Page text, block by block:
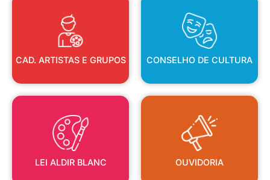
CAD. ARTISTAS E GRUPOS
CAD. ARTISTAS E GRUPOS
CONSELHO DE CULTURA
CONSELHO DE CULTURA
LEI ALDIR BLANC
LEI ALDIR BLANC
OUVIDORIA
OUVIDORIA